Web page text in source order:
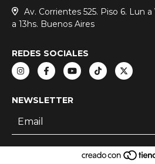
Av. Corrientes 525. Piso 6. Lun a
a 13hs. Buenos Aires
REDES SOCIALES
NEWSLETTER